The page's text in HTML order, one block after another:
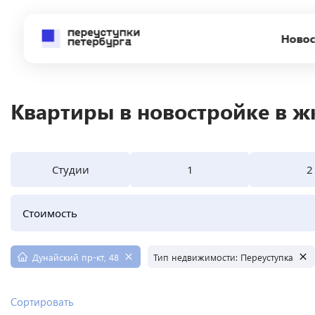
Квартиры в новостройке в
Студии 1 2
Стоимость
Дунайский пр-кт, 48 Тип недвижимости: Переуступка
Сортировать